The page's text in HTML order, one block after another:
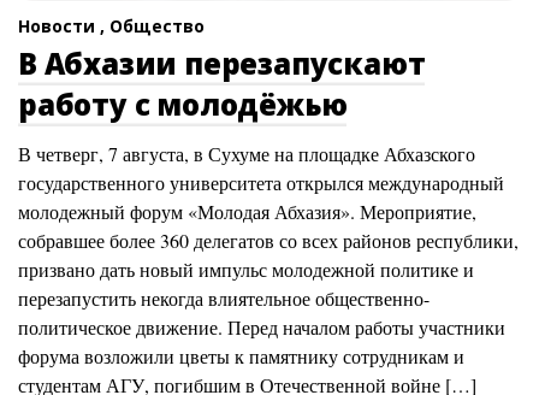
Новости , Общество
В Абхазии перезапускают
работу с молодёжью
В четверг, 7 августа, в Сухуме на площадке Абхазского
государственного университета открылся международный
молодежный форум «Молодая Абхазия». Мероприятие,
собравшее более 360 делегатов со всех районов республики,
призвано дать новый импульс молодежной политике и
перезапустить некогда влиятельное общественно-
политическое движение. Перед началом работы участники
форума возложили цветы к памятнику сотрудникам и
студентам АГУ, погибшим в Отечественной войне […]